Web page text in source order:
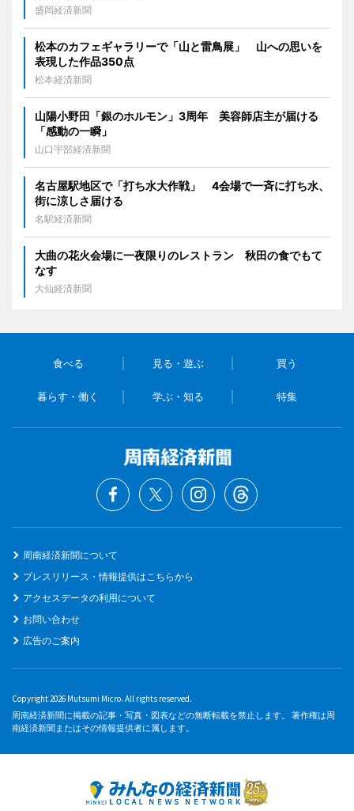
盛岡経済新聞
松本のカフェギャラリーで「山と雷鳥展」 山への思いを
表現した作品350点
松本経済新聞
山陽小野田「銀のホルモン」3周年 美容師店主が届ける
「感動の一瞬」
山口宇部経済新聞
名古屋駅地区で「打ち水大作戦」 4会場で一斉に打ち水、
街に涼しさ届ける
名駅経済新聞
大曲の花火会場に一夜限りのレストラン 秋田の食でもて
なす
大仙経済新聞
食べる 見る・遊ぶ 買う
暮らす・働く 学ぶ・知る 特集
周南経済新聞について
プレスリリース・情報提供はこちらから
アクセスデータの利用について
お問い合わせ
広告のご案内
Copyright 2026 Mutsumi Micro. All rights reserved.
周南経済新聞に掲載の記事・写真・図表などの無断転載を禁止します。 著作権は周
南経済新聞またはその情報提供者に属します。